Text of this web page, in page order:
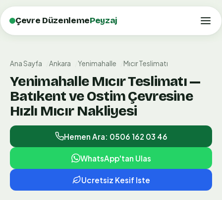
Çevre DüzenlemePeyzaj
Ana Sayfa Ankara Yenimahalle Mıcır Teslimatı
Yenimahalle Mıcır Teslimatı —
Batıkent ve Ostim Çevresine
Hızlı Mıcır Nakliyesi
Hemen Ara: 0506 162 03 46
WhatsApp'tan Ulas
Ucretsiz Kesif Iste